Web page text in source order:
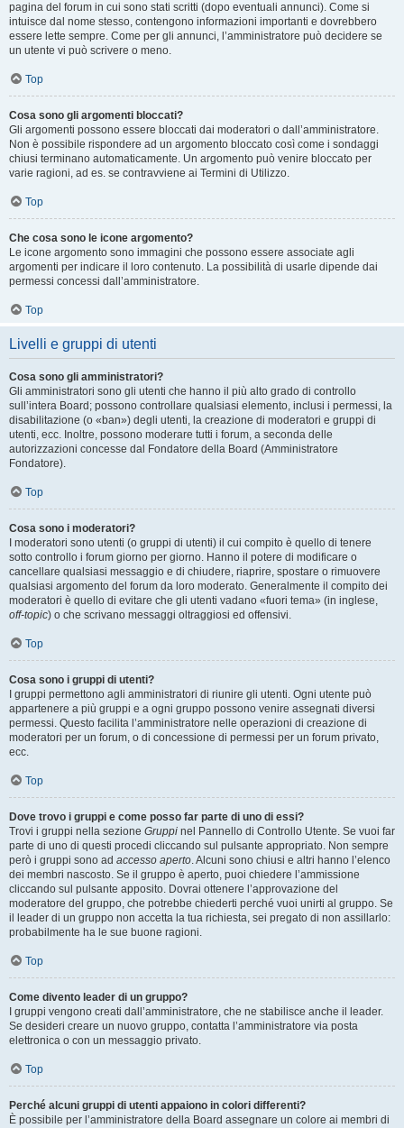
pagina del forum in cui sono stati scritti (dopo eventuali annunci). Come si
intuisce dal nome stesso, contengono informazioni importanti e dovrebbero
essere lette sempre. Come per gli annunci, l’amministratore può decidere se
un utente vi può scrivere o meno.
Top
Cosa sono gli argomenti bloccati?
Gli argomenti possono essere bloccati dai moderatori o dall’amministratore.
Non è possibile rispondere ad un argomento bloccato così come i sondaggi
chiusi terminano automaticamente. Un argomento può venire bloccato per
varie ragioni, ad es. se contravviene ai Termini di Utilizzo.
Top
Che cosa sono le icone argomento?
Le icone argomento sono immagini che possono essere associate agli
argomenti per indicare il loro contenuto. La possibilità di usarle dipende dai
permessi concessi dall’amministratore.
Top
Livelli e gruppi di utenti
Cosa sono gli amministratori?
Gli amministratori sono gli utenti che hanno il più alto grado di controllo
sull’intera Board; possono controllare qualsiasi elemento, inclusi i permessi, la
disabilitazione (o «ban») degli utenti, la creazione di moderatori e gruppi di
utenti, ecc. Inoltre, possono moderare tutti i forum, a seconda delle
autorizzazioni concesse dal Fondatore della Board (Amministratore
Fondatore).
Top
Cosa sono i moderatori?
I moderatori sono utenti (o gruppi di utenti) il cui compito è quello di tenere
sotto controllo i forum giorno per giorno. Hanno il potere di modificare o
cancellare qualsiasi messaggio e di chiudere, riaprire, spostare o rimuovere
qualsiasi argomento del forum da loro moderato. Generalmente il compito dei
moderatori è quello di evitare che gli utenti vadano «fuori tema» (in inglese,
off-topic) o che scrivano messaggi oltraggiosi ed offensivi.
Top
Cosa sono i gruppi di utenti?
I gruppi permettono agli amministratori di riunire gli utenti. Ogni utente può
appartenere a più gruppi e a ogni gruppo possono venire assegnati diversi
permessi. Questo facilita l’amministratore nelle operazioni di creazione di
moderatori per un forum, o di concessione di permessi per un forum privato,
ecc.
Top
Dove trovo i gruppi e come posso far parte di uno di essi?
Trovi i gruppi nella sezione Gruppi nel Pannello di Controllo Utente. Se vuoi far
parte di uno di questi procedi cliccando sul pulsante appropriato. Non sempre
però i gruppi sono ad accesso aperto. Alcuni sono chiusi e altri hanno l’elenco
dei membri nascosto. Se il gruppo è aperto, puoi chiedere l’ammissione
cliccando sul pulsante apposito. Dovrai ottenere l’approvazione del
moderatore del gruppo, che potrebbe chiederti perché vuoi unirti al gruppo. Se
il leader di un gruppo non accetta la tua richiesta, sei pregato di non assillarlo:
probabilmente ha le sue buone ragioni.
Top
Come divento leader di un gruppo?
I gruppi vengono creati dall’amministratore, che ne stabilisce anche il leader.
Se desideri creare un nuovo gruppo, contatta l’amministratore via posta
elettronica o con un messaggio privato.
Top
Perché alcuni gruppi di utenti appaiono in colori differenti?
È possibile per l’amministratore della Board assegnare un colore ai membri di